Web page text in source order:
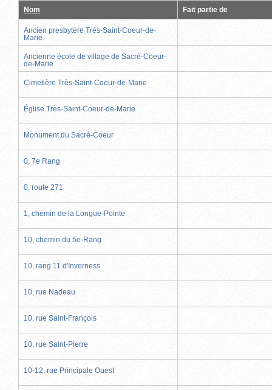
Nom Fait partie de
Ancien presbytère Très-Saint-Coeur-de-
Marie
Ancienne école de village de Sacré-Coeur-
de-Marie
Cimetière Très-Saint-Coeur-de-Marie
Église Très-Saint-Coeur-de-Marie
Monument du Sacré-Coeur
0, 7e Rang
0, route 271
1, chemin de la Longue-Pointe
10, chemin du 5e-Rang
10, rang 11 d'Inverness
10, rue Nadeau
10, rue Saint-François
10, rue Saint-Pierre
10-12, rue Principale Ouest